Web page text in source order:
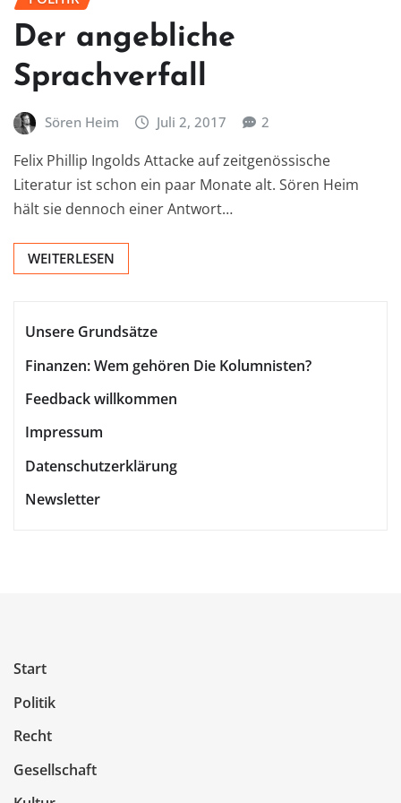
Der angebliche
Sprachverfall
Sören Heim Juli 2, 2017 2
Felix Phillip Ingolds Attacke auf zeitgenössische
Literatur ist schon ein paar Monate alt. Sören Heim
hält sie dennoch einer Antwort…
WEITERLESEN
Unsere Grundsätze
Finanzen: Wem gehören Die Kolumnisten?
Feedback willkommen
Impressum
Datenschutzerklärung
Newsletter
Start
Politik
Recht
Gesellschaft